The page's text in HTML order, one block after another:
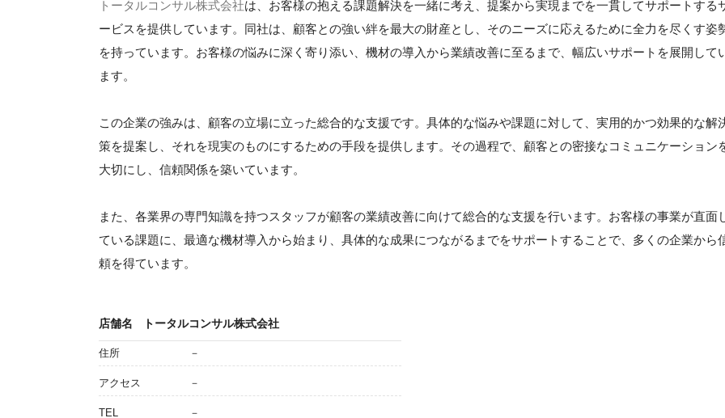
トータルコンサル株式会社は、お客様の抱える課題解決を一緒に考え、提案から実現までを一貫してサポートする
ービスを提供しています。同社は、顧客との強い絆を最大の財産とし、そのニーズに応えるために全力を尽くす姿
を持っています。お客様の悩みに深く寄り添い、機材の導入から業績改善に至るまで、幅広いサポートを展開して
ます。
この企業の強みは、顧客の立場に立った総合的な支援です。具体的な悩みや課題に対して、実用的かつ効果的な解
策を提案し、それを現実のものにするための手段を提供します。その過程で、顧客との密接なコミュニケーション
大切にし、信頼関係を築いています。
また、各業界の専門知識を持つスタッフが顧客の業績改善に向けて総合的な支援を行います。お客様の事業が直面
ている課題に、最適な機材導入から始まり、具体的な成果につながるまでをサポートすることで、多くの企業から
頼を得ています。
店舗名 トータルコンサル株式会社
住所 －
アクセス －
TEL －